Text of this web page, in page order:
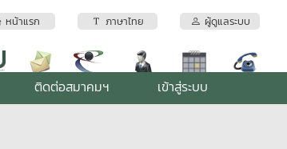
หน้าแรก ภาษาไทย ผู้ดูแลระบบ
ติดต่อสมาคมฯ เข้าสู่ระบบ